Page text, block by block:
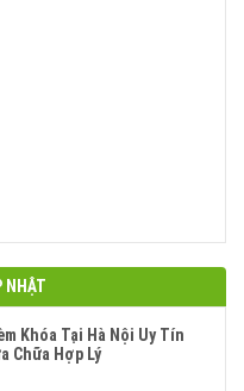
NHẬT
Khóa Tại Hà Nội Uy Tín
Chữa Hợp Lý